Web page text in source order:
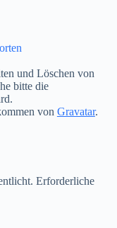
und Löschen von
bitte die
von Gravatar.
Erforderliche